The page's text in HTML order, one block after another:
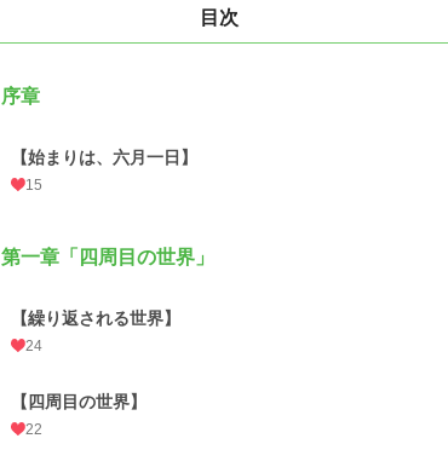
目次
序章
【始まりは、六月一日】
15
第一章「四周目の世界」
【繰り返される世界】
24
【四周目の世界】
22